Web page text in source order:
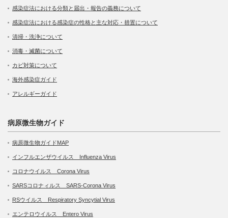
感染症法における分類と届出・報告の義務について
感染症法における感染症の性格と主な対応・措置について
清掃・洗浄について
消毒・滅菌について
カビ対策について
海外感染症ガイド
アレルギーガイド
病原微生物ガイド
病原微生物ガイドMAP
インフルエンザウイルス Influenza Virus
コロナウイルス Corona Virus
SARSコロナィルス SARS-Corona Virus
RSウイルス Respiratory Syncytial Virus
エンテロウイルス Entero Virus